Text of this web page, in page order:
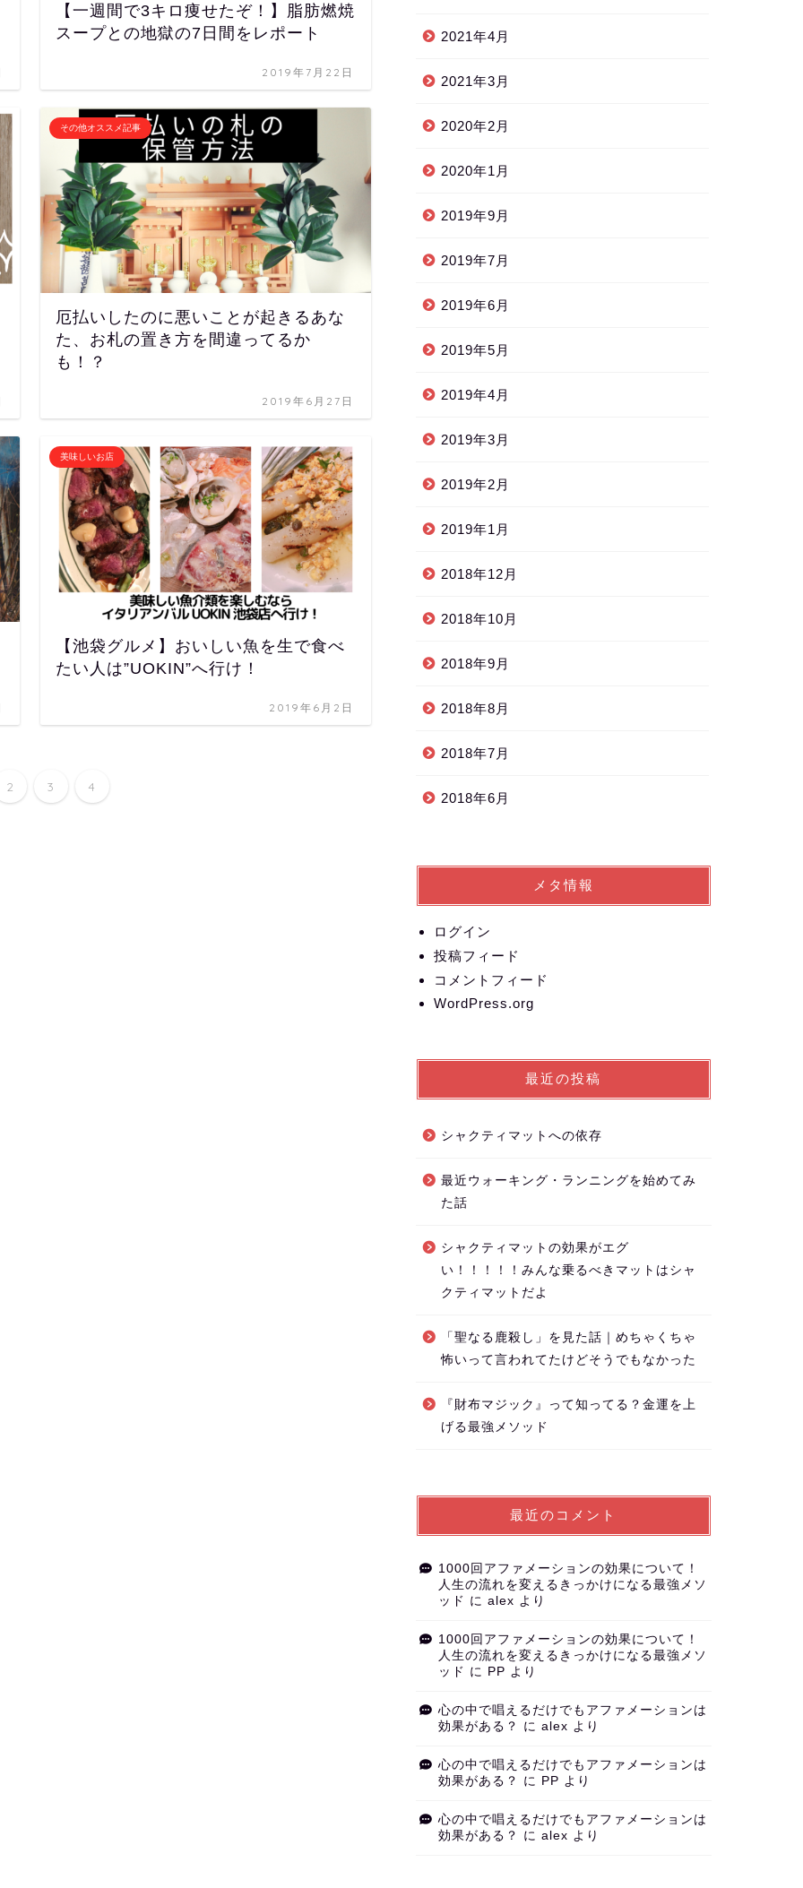
【一週間で3キロ痩せたぞ！】脂肪燃焼
スープとの地獄の7日間をレポート
2019年7月22日
その他オススメ記事
厄払いしたのに悪いことが起きるあな
た、お札の置き方を間違ってるか
も！？
2019年6月27日
美味しいお店
【池袋グルメ】おいしい魚を生で食べ
たい人は”UOKIN”へ行け！
2019年6月2日
2 3 4
2021年4月
2021年3月
2020年2月
2020年1月
2019年9月
2019年7月
2019年6月
2019年5月
2019年4月
2019年3月
2019年2月
2019年1月
2018年12月
2018年10月
2018年9月
2018年8月
2018年7月
2018年6月
メタ情報
ログイン
投稿フィード
コメントフィード
WordPress.org
最近の投稿
シャクティマットへの依存
最近ウォーキング・ランニングを始めてみ
た話
シャクティマットの効果がエグ
い！！！！！みんな乗るべきマットはシャ
クティマットだよ
「聖なる鹿殺し」を見た話｜めちゃくちゃ
怖いって言われてたけどそうでもなかった
『財布マジック』って知ってる？金運を上
げる最強メソッド
最近のコメント
1000回アファメーションの効果について！
人生の流れを変えるきっかけになる最強メソ
ッド に alex より
1000回アファメーションの効果について！
人生の流れを変えるきっかけになる最強メソ
ッド に PP より
心の中で唱えるだけでもアファメーションは
効果がある？
に alex より
心の中で唱えるだけでもアファメーションは
効果がある？
に PP より
心の中で唱えるだけでもアファメーションは
効果がある？
に alex より